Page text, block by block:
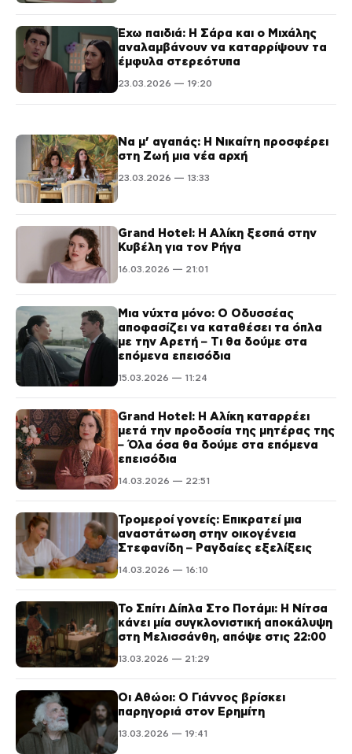
Έχω παιδιά: Η Σάρα και ο Μιχάλης
αναλαμβάνουν να καταρρίψουν τα
έμφυλα στερεότυπα
23.03.2026 — 19:20
Να μ’ αγαπάς: Η Νικαίτη προσφέρει
στη Ζωή μια νέα αρχή
23.03.2026 — 13:33
Grand Hotel: Η Αλίκη ξεσπά στην
Κυβέλη για τον Ρήγα
16.03.2026 — 21:01
Μια νύχτα μόνο: Ο Οδυσσέας
αποφασίζει να καταθέσει τα όπλα
με την Αρετή – Tι θα δούμε στα
επόμενα επεισόδια
15.03.2026 — 11:24
Grand Hotel: Η Αλίκη καταρρέει
μετά την προδοσία της μητέρας της
– Όλα όσα θα δούμε στα επόμενα
επεισόδια
14.03.2026 — 22:51
Τρομεροί γονείς: Επικρατεί μια
αναστάτωση στην οικογένεια
Στεφανίδη – Ραγδαίες εξελίξεις
14.03.2026 — 16:10
Το Σπίτι Δίπλα Στο Ποτάμι: H Νίτσα
κάνει μία συγκλονιστική αποκάλυψη
στη Μελισσάνθη, απόψε στις 22:00
13.03.2026 — 21:29
Οι Αθώοι: Ο Γιάννος βρίσκει
παρηγοριά στον Ερημίτη
13.03.2026 — 19:41